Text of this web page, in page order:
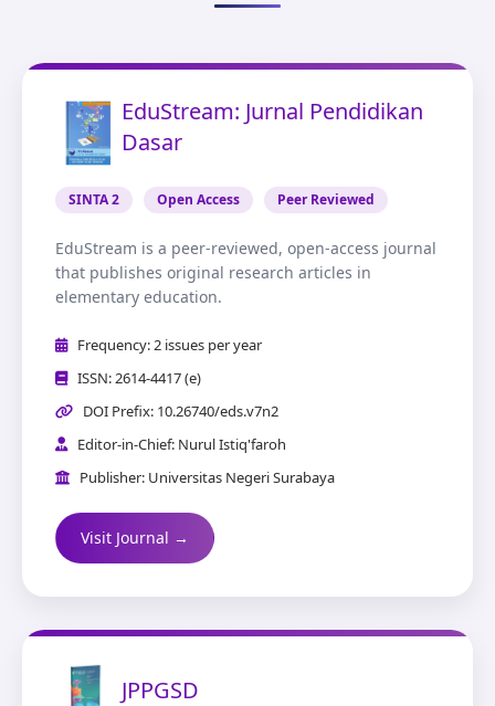
EduStream: Jurnal Pendidikan
Dasar
SINTA 2 Open Access Peer Reviewed
EduStream is a peer-reviewed, open-access journal
that publishes original research articles in
elementary education.
Frequency: 2 issues per year
ISSN: 2614-4417 (e)
DOI Prefix: 10.26740/eds.v7n2
Editor-in-Chief: Nurul Istiq'faroh
Publisher: Universitas Negeri Surabaya
Visit Journal →
JPPGSD